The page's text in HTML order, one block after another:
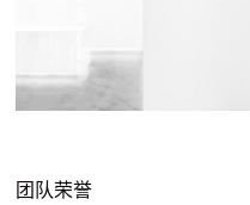
团队荣誉